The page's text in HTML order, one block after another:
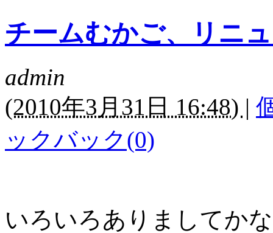
チームむかご、リニ
admin
(2010年3月31日 16:48) |
ックバック(0)
いろいろありましてか